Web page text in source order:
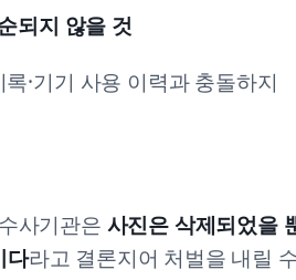
되지 않을 것
록·기기 사용 이력과 충돌하지
사기관은 사진은 삭제되었을
다라고 결론지어 처벌을 내릴